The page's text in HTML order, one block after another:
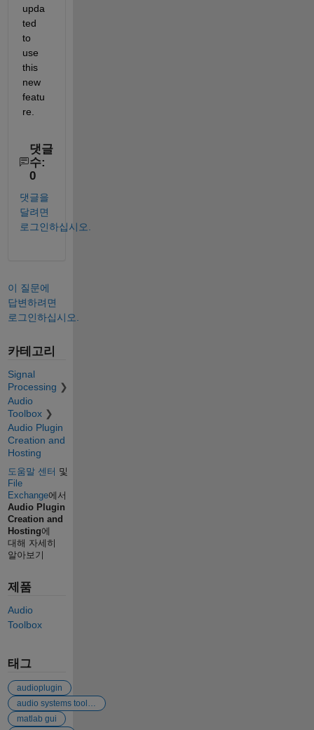
upda
ted
to
use
this
new
featu
re.
댓글
수:
0
댓글을
달려면
로그인하십시오.
이 질문에
답변하려면
로그인하십시오.
카테고리
Signal
Processing
Audio
Toolbox
Audio Plugin
Creation and
Hosting
도움말 센터 및
File
Exchange에서
Audio Plugin
Creation and
Hosting에
대해 자세히
알아보기
제품
Audio
Toolbox
태그
audioplugin
matlab gui